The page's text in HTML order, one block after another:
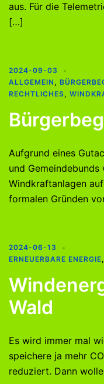
aus. Für die
[…]
2024-09-03
ALLGEMEIN ,
RECHTLICHES,
Aufgrund eines
und
Windkraftanlagen
formalen Gründen
2024-06-13
ERNEUERBARE ENERGIE,
Wald
Es wird immer mal
speichere ja mehr
reduziert. Dann